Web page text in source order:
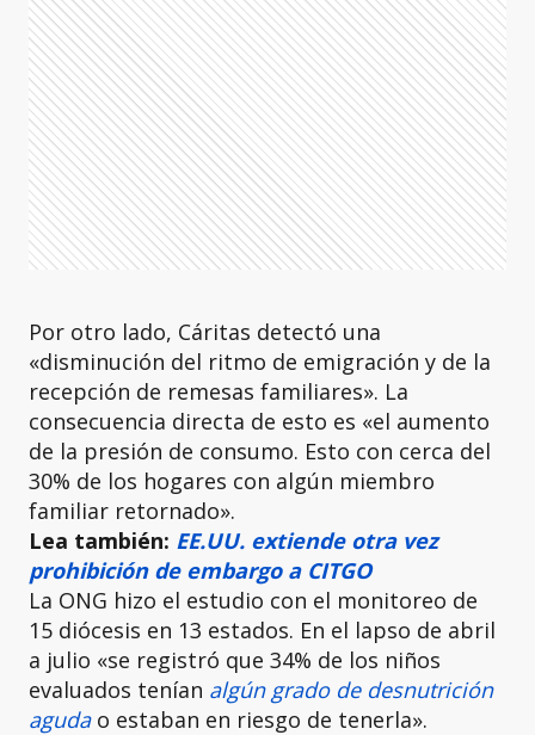
Por otro lado, Cáritas detectó una
«disminución del ritmo de emigración y de la
recepción de remesas familiares». La
consecuencia directa de esto es «el aumento
de la presión de consumo. Esto con cerca del
30% de los hogares con algún miembro
familiar retornado».
Lea también: EE.UU. extiende otra vez
prohibición de embargo a CITGO
La ONG hizo el estudio con el monitoreo de
15 diócesis en 13 estados. En el lapso de abril
a julio «se registró que 34% de los niños
evaluados tenían algún grado de desnutrición
agudao estaban en riesgo de tenerla».